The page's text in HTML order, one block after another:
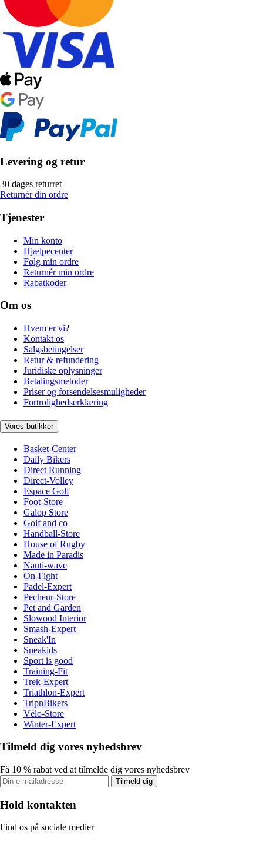
Levering og retur
30 dages returret
Returnér din ordre
Tjenester
Min konto
Hjælpecenter
Følg min ordre
Returnér min ordre
Rabatkoder
Om os
Hvem er vi?
Kontakt os
Salgsbetingelser
Retur & refundering
Juridiske oplysninger
Betalingsmetoder
Priser og forsendelsesmuligheder
Fortrolighedserklæring
Vores butikker
Basket-Center
Daily Bikers
Direct Running
Direct-Volley
Espace Golf
Foot-Store
Galop Store
Golf and co
Handball-Store
House of Rugby
Made in Paradis
Nauti-wave
On-Fight
Padel-Expert
Pecheur-Store
Pet and Garden
Slowood Interior
Smash-Expert
Sneak'In
Sneakids
Sport is good
Training-Fit
Trek-Expert
Triathlon-Expert
TripnBikers
Vélo-Store
Winter-Expert
Tilmeld dig vores nyhedsbrev
Få 10 % rabat ved at tilmelde dig vores nyhedsbrev
Tilmeld dig
Hold kontakten
Find os på sociale medier